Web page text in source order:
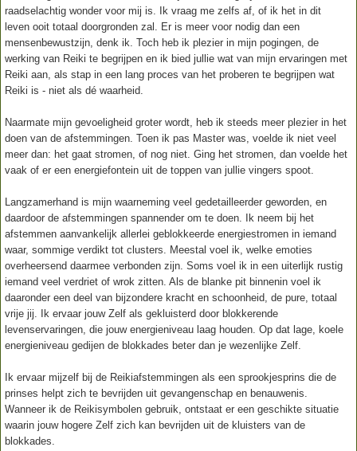
raadselachtig wonder voor mij is. Ik vraag me zelfs af, of ik het in dit
leven ooit totaal doorgronden zal. Er is meer voor nodig dan een
mensenbewustzijn, denk ik. Toch heb ik plezier in mijn pogingen, de
werking van Reiki te begrijpen en ik bied jullie wat van mijn ervaringen met
Reiki aan, als stap in een lang proces van het proberen te begrijpen wat
Reiki is - niet als dé waarheid.
Naarmate mijn gevoeligheid groter wordt, heb ik steeds meer plezier in het
doen van de afstemmingen. Toen ik pas Master was, voelde ik niet veel
meer dan: het gaat stromen, of nog niet. Ging het stromen, dan voelde het
vaak of er een energiefontein uit de toppen van jullie vingers spoot.
Langzamerhand is mijn waarneming veel gedetailleerder geworden, en
daardoor de afstemmingen spannender om te doen. Ik neem bij het
afstemmen aanvankelijk allerlei geblokkeerde energiestromen in iemand
waar, sommige verdikt tot clusters. Meestal voel ik, welke emoties
overheersend daarmee verbonden zijn. Soms voel ik in een uiterlijk rustig
iemand veel verdriet of wrok zitten. Als de blanke pit binnenin voel ik
daaronder een deel van bijzondere kracht en schoonheid, de pure, totaal
vrije jij. Ik ervaar jouw Zelf als gekluisterd door blokkerende
levenservaringen, die jouw energieniveau laag houden. Op dat lage, koele
energieniveau gedijen de blokkades beter dan je wezenlijke Zelf.
Ik ervaar mijzelf bij de Reikiafstemmingen als een sprookjesprins die de
prinses helpt zich te bevrijden uit gevangenschap en benauwenis.
Wanneer ik de Reikisymbolen gebruik, ontstaat er een geschikte situatie
waarin jouw hogere Zelf zich kan bevrijden uit de kluisters van de
blokkades.